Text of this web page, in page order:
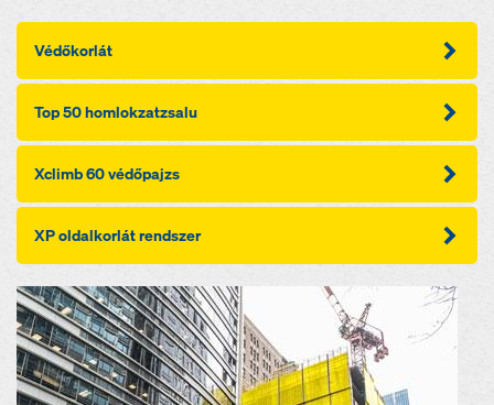
Védőkorlát
Top 50 homlokzatzsalu
Xclimb 60 védőpajzs
XP oldalkorlát rendszer